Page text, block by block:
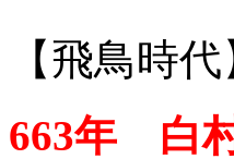
【飛鳥時代
663年 白